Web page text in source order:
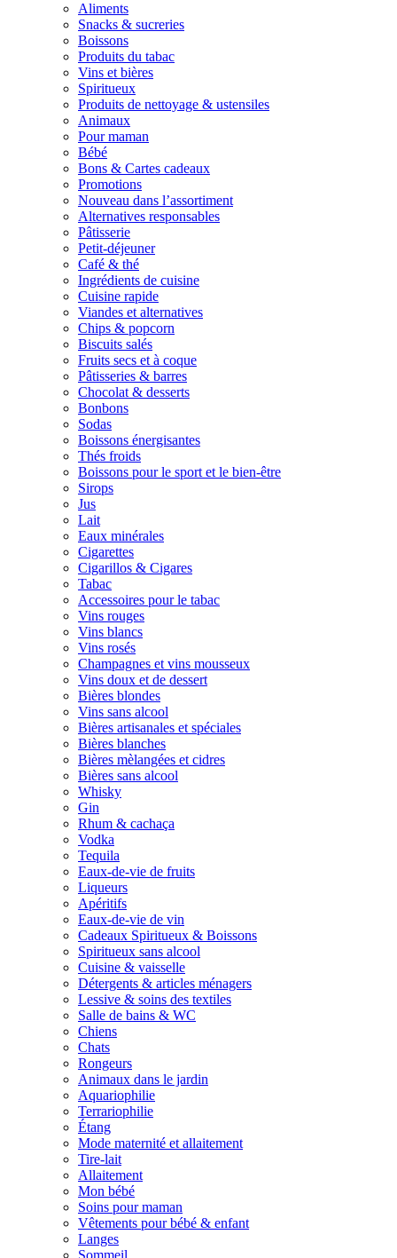
Aliments
Snacks & sucreries
Boissons
Produits du tabac
Vins et bières
Spiritueux
Produits de nettoyage & ustensiles
Animaux
Pour maman
Bébé
Bons & Cartes cadeaux
Promotions
Nouveau dans l’assortiment
Alternatives responsables
Pâtisserie
Petit-déjeuner
Café & thé
Ingrédients de cuisine
Cuisine rapide
Viandes et alternatives
Chips & popcorn
Biscuits salés
Fruits secs et à coque
Pâtisseries & barres
Chocolat & desserts
Bonbons
Sodas
Boissons énergisantes
Thés froids
Boissons pour le sport et le bien-être
Sirops
Jus
Lait
Eaux minérales
Cigarettes
Cigarillos & Cigares
Tabac
Accessoires pour le tabac
Vins rouges
Vins blancs
Vins rosés
Champagnes et vins mousseux
Vins doux et de dessert
Bières blondes
Vins sans alcool
Bières artisanales et spéciales
Bières blanches
Bières mèlangées et cidres
Bières sans alcool
Whisky
Gin
Rhum & cachaça
Vodka
Tequila
Eaux-de-vie de fruits
Liqueurs
Apéritifs
Eaux-de-vie de vin
Cadeaux Spiritueux & Boissons
Spiritueux sans alcool
Cuisine & vaisselle
Détergents & articles ménagers
Lessive & soins des textiles
Salle de bains & WC
Chiens
Chats
Rongeurs
Animaux dans le jardin
Aquariophilie
Terrariophilie
Étang
Mode maternité et allaitement
Tire-lait
Allaitement
Mon bébé
Soins pour maman
Vêtements pour bébé & enfant
Langes
Sommeil